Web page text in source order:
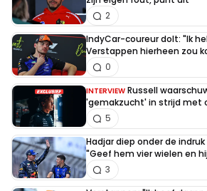
2
IndyCar-coureur dolt: "Ik
Verstappen hierheen zou
0
INTERVIEW Russell
'gemakzucht' in strijd met
5
Hadjar diep onder de
"Geef hem vier wielen en
3